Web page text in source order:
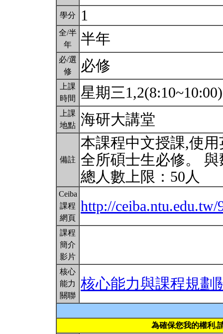
學分 1
全/半
年
半年
必/選
修
必修
上課
時間
星期三
上課
地點 海研大講堂
備註
本課程中文授課,使
全所碩士生必修。
總人數上限：50人
Ceiba
課程
網頁
http://ceiba.ntu.edu.tw/
課程
簡介
影片
核心
能力
關聯
核心能力與課程規劃
為確保您我的權利,